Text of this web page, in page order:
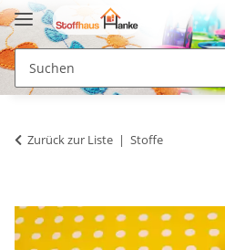
Zurück zur Liste Stoffe